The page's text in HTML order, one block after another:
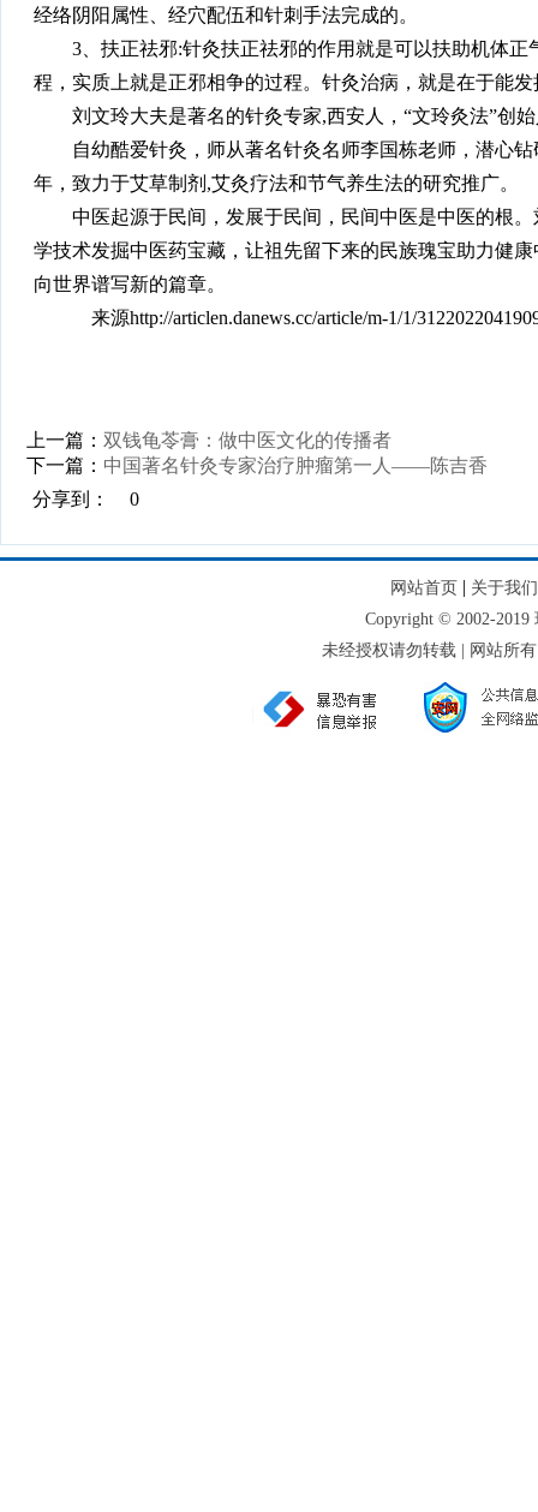
经络阴阳属性、经穴配伍和针刺手法完成的。
3、扶正祛邪:针灸扶正祛邪的作用就是可以扶助机体
程，实质上就是正邪相争的过程。针灸治病，就是在于能
刘文玲大夫是著名的针灸专家,西安人，“文玲灸法”创
自幼酷爱针灸，师从著名针灸名师李国栋老师，潜心
年，致力于艾草制剂,艾灸疗法和节气养生法的研究推广。
中医起源于民间，发展于民间，民间中医是中医的根
学技术发掘中医药宝藏，让祖先留下来的民族瑰宝助力健
向世界谱写新的篇章。
来源http://articlen.danews.cc/article/m-1/1/
上一篇： 双钱龟苓膏：做中医文化的传播者
下一篇： 中国著名针灸专家治疗肿瘤第一人——陈吉香
分享到：
0
网站首页| 关于我们
Copyright © 2002-2019
未经授权请勿转载 | 网站所